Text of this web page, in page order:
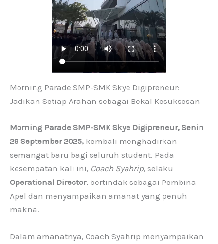
Morning Parade SMP-SMK Skye Digipreneur:
Jadikan Setiap Arahan sebagai Bekal Kesuksesan
Morning Parade SMP-SMK Skye Digipreneur, Senin
29 September 2025, kembali menghadirkan
semangat baru bagi seluruh student. Pada
kesempatan kali ini, Coach Syahrip, selaku
Operational Director, bertindak sebagai Pembina
Apel dan menyampaikan amanat yang penuh
makna.
Dalam amanatnya, Coach Syahrip menyampaikan